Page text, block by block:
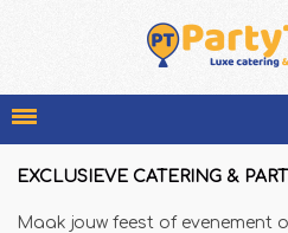
EXCLUSIEVE CATERING &
Maak jouw feest of evenement